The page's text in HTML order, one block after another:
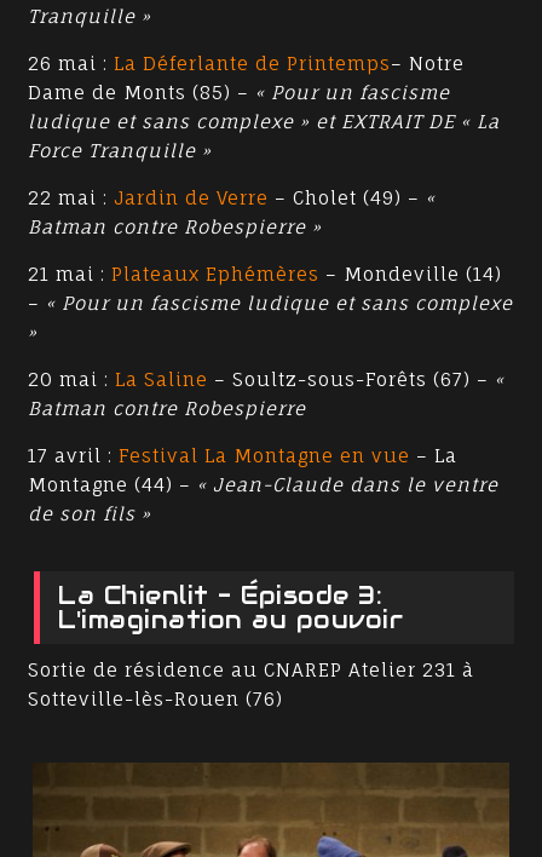
Tranquille »
26 mai : La Déferlante de Printemps– Notre
Dame de Monts (85) – « Pour un fascisme
ludique et sans complexe » et EXTRAIT DE « La
Force Tranquille »
22 mai :Jardin de Verre – Cholet (49) – «
Batman contre Robespierre »
21 mai : Plateaux Ephémères – Mondeville (14)
– « Pour un fascisme ludique et sans complexe
»
20 mai : La Saline – Soultz-sous-Forêts (67) – «
Batman contre Robespierre
17 avril : Festival La Montagne en vue – La
Montagne (44) – « Jean-Claude dans le ventre
de son fils »
La Chienlit - Épisode 3:
L'imagination au pouvoir
Sortie de résidence au CNAREP Atelier 231 à
Sotteville-lès-Rouen (76)